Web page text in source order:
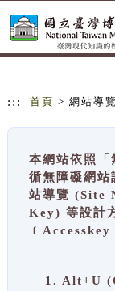
::: 首頁 > 網站導覽
本網站依照「
循無障礙網
站導覽 (Site
Key) 等設計
﹝Accesskey
1. Alt+U